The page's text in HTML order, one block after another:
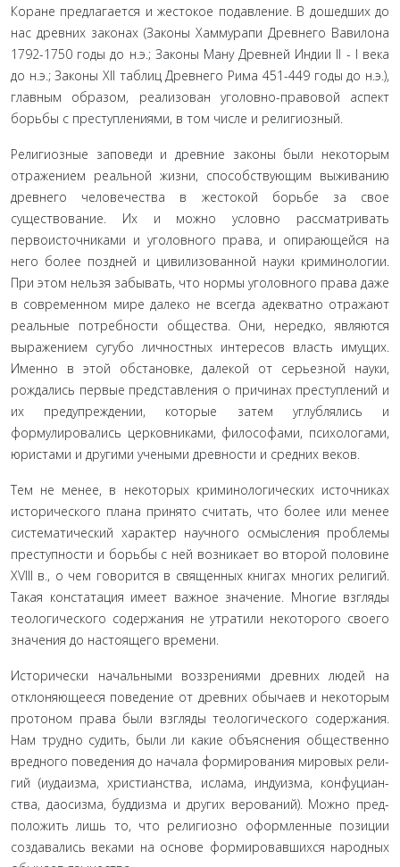
Коране предлагается и жестокое подавление. В дошедших до
нас древних законах (Законы Хаммурапи Древнего Вавилона
1792-1750 годы до н.э.; Законы Ману Древней Индии II - I века
до н.э.; Законы XII таблиц Древнего Рима 451-449 годы до н.э.),
главным образом, реализован уголовно-правовой аспект
борь­бы с преступлениями, в том числе и религиозный.
Религиозные заповеди и древние законы были некоторым
отражением реальной жизни, способствующим выживанию
древнего человечества в жестокой борьбе за свое
существова­ние. Их и можно условно рассматривать
первоисточниками и уголовного права, и опирающейся на
него более поздней и цивилизованной науки криминологии.
При этом нельзя забы­вать, что нормы уголовного права даже
в современном мире далеко не всегда адекватно отражают
реальные потребности общества. Они, нередко, являются
выражением сугубо лич­ностных интересов власть имущих.
Именно в этой обстановке, далекой от серьезной науки,
рождались первые представле­ния о причинах преступлений и
их предупреждении, которые затем углублялись и
формулировались церковниками, фило­софами, психологами,
юристами и другими учеными древно­сти и средних веков.
Тем не менее, в некоторых криминологических источ­никах
исторического плана принято считать, что более или менее
систематический характер научного осмысления про­блемы
преступности и борьбы с ней возникает во второй по­ловине
XVIII в., о чем говорится в священных книгах многих религий.
Такая констатация имеет важное значение. Многие взгляды
теологического содержания не утратили некоторого своего
значения до настоящего времени.
Исторически начальными воззрениями древних людей на
отклоняющееся поведение от древних обычаев и некоторым
протоном права были взгляды теологического содержания.
Нам трудно судить, были ли какие объяснения общественно
вредного поведения до начала формирования мировых рели­
гий (иудаизма, христианства, ислама, индуизма, конфуциан­
ства, даосизма, буддизма и других верований). Можно пред­
положить лишь то, что религиозно оформленные позиции
создавались веками на основе формировавшихся народных